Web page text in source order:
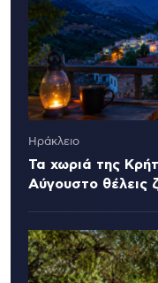
Ηράκλειο
Τα χωριά της
Αύγουστο θέλεις